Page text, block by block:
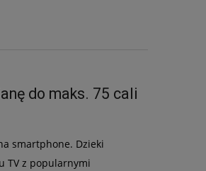
do maks. 75 cali
smartphone. Dzieki
TV z popularnymi